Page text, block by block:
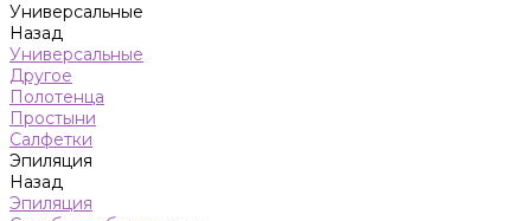
Универсальные
Назад
Универсальные
Другое
Полотенца
Простыни
Салфетки
Эпиляция
Назад
Эпиляция